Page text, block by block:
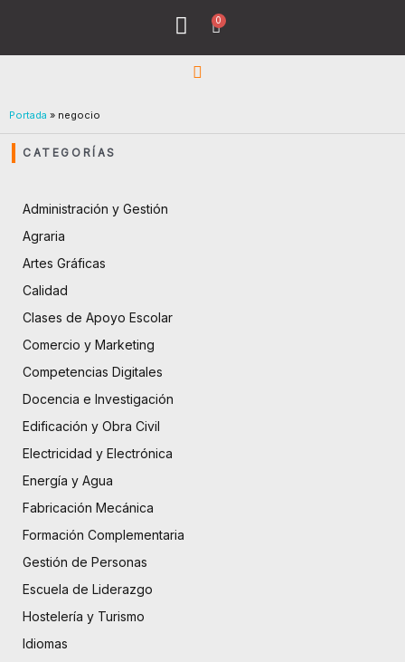
contenido
Menu
0
Cart
Portada » negocio
CATEGORÍAS
Administración y Gestión
Agraria
Artes Gráficas
Calidad
Clases de Apoyo Escolar
Comercio y Marketing
Competencias Digitales
Docencia e Investigación
Edificación y Obra Civil
Electricidad y Electrónica
Energía y Agua
Fabricación Mecánica
Formación Complementaria
Gestión de Personas
Escuela de Liderazgo
Hostelería y Turismo
Idiomas